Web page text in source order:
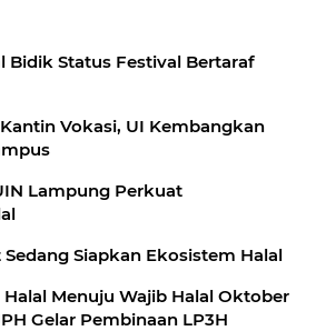
Bidik Status Festival Bertaraf
Vokasi, UI Kembangkan
Lampung Perkuat
Siapkan Ekosistem Halal
Menuju Wajib Halal Oktober
Gelar Pembinaan LP3H